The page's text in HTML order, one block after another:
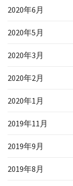
2020年6月
2020年5月
2020年3月
2020年2月
2020年1月
2019年11月
2019年9月
2019年8月